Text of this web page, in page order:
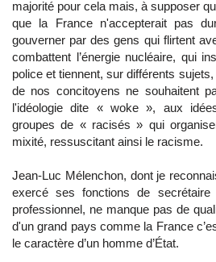
majorité pour cela mais, à supposer
que la France n'accepterait pas
gouverner par des gens qui flirtent
combattent l’énergie nucléaire, qui
police et tiennent, sur différents
de nos concitoyens ne souhaitent
l'idéologie dite « woke », aux
groupes de « racisés » qui
mixité, ressuscitant ainsi le racisme.
Jean-Luc Mélenchon, dont je
exercé ses fonctions de secrétaire
professionnel, ne manque pas de
d'un grand pays comme la France
le caractère d’un homme d’État.